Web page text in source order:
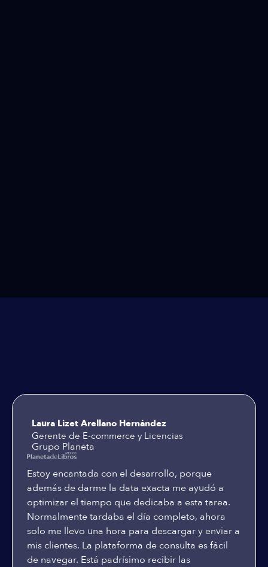
Laura Lizet Arellano Hernández
Gerente de E-commerce y Licencias
Grupo Planeta
Estoy encantada con el desarrollo, porque
además de darme la data exacta me ayudó a
optimizar el tiempo que dedicaba a esta tarea.
Normalmente tardaba el día completo, ahora
solo me llevo una hora para descargar y enviar a
mis clientes. La plataforma de consulta es fácil
de navegar. Está padrísimo recibir las